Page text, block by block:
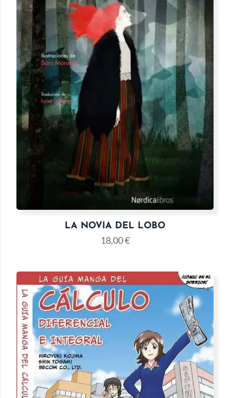
LA NOVIA DEL LOBO
18,00€